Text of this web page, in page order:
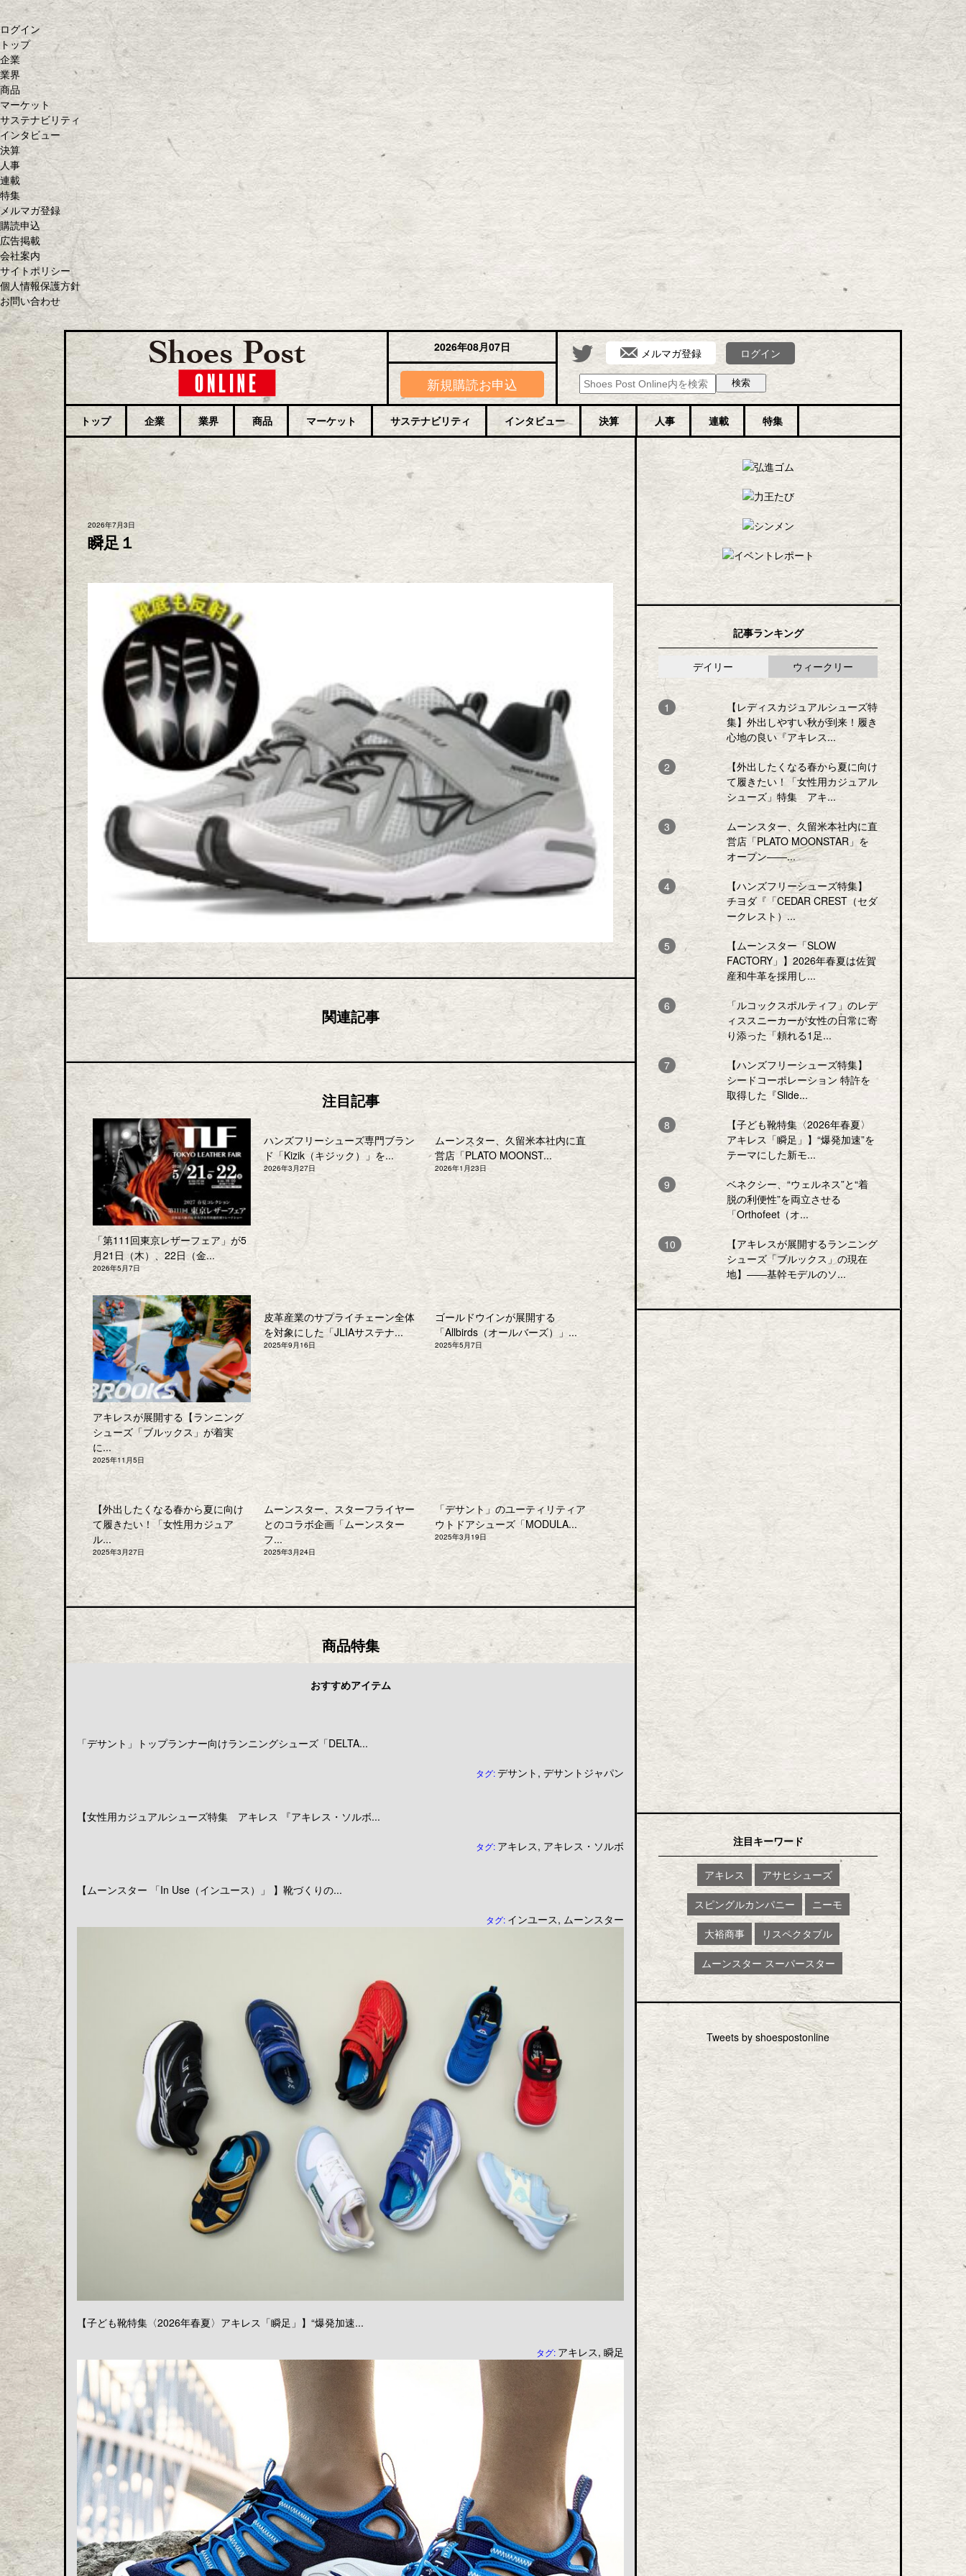
ログイン
トップ
企業
業界
商品
マーケット
サステナビリティ
インタビュー
決算
人事
連載
特集
メルマガ登録
購読申込
広告掲載
会社案内
サイトポリシー
個人情報保護方針
お問い合わせ
2026年08月07日
新規購読お申込
メルマガ登録 ログイン
トップ 企業 業界 商品 マーケット サステナビリティ インタビュー 決算 人事 連載 特集
2026年7月3日
瞬足１
関連記事
注目記事
「第111回東京レザーフェア」が5
月21日（木）、22日（金...
2026年5月7日
ハンズフリーシューズ専門ブラン
ド「Kizik（キジック）」を...
2026年3月27日
ムーンスター、久留米本社内に直
営店「PLATO MOONST...
2026年1月23日
アキレスが展開する【ランニング
シューズ「ブルックス」が着実
に...
2025年11月5日
皮革産業のサプライチェーン全体
を対象にした「JLIAサステナ...
2025年9月16日
ゴールドウインが展開する
「Allbirds（オールバーズ）」...
2025年5月7日
【外出したくなる春から夏に向け
て履きたい！「女性用カジュア
ル...
2025年3月27日
ムーンスター、スターフライヤー
とのコラボ企画「ムーンスター
フ...
2025年3月24日
「デサント」のユーティリティア
ウトドアシューズ「MODULA...
2025年3月19日
商品特集
おすすめアイテム
「デサント」トップランナー向けランニングシューズ「DELTA...
タグ:デサント , デサントジャパン
【女性用カジュアルシューズ特集 アキレス 『アキレス・ソルボ...
タグ: アキレス, アキレス・ソルボ
【ムーンスター 「In Use（インユース）」 】靴づくりの...
タグ: インユース, ムーンスター
【子ども靴特集〈2026年春夏〉アキレス「瞬足」】“爆発加速...
タグ: アキレス, 瞬足
記事ランキング
デイリー ウィークリー
【レディスカジュアルシューズ特
集】外出しやすい秋が到来！履き
心地の良い『アキレス...
【外出したくなる春から夏に向け
て履きたい！「女性用カジュアル
シューズ」特集 アキ...
ムーンスター、久留米本社内に直
営店「PLATO MOONSTAR」を
オープン――...
【ハンズフリーシューズ特集】
チヨダ『「CEDAR CREST（セダ
ークレスト）...
【ムーンスター「SLOW
FACTORY」】2026年春夏は佐賀
産和牛革を採用し...
「ルコックスポルティフ」のレデ
ィススニーカーが女性の日常に寄
り添った「頼れる1足...
【ハンズフリーシューズ特集】
シードコーポレーション 特許を
取得した『Slide...
【子ども靴特集〈2026年春夏〉
アキレス「瞬足」】“爆発加速”を
テーマにした新モ...
ベネクシー、“ウェルネス”と“着
脱の利便性”を両立させる
「Orthofeet（オ...
【アキレスが展開するランニング
シューズ「ブルックス」の現在
地】――基幹モデルのソ...
注目キーワード
アキレス アサヒシューズ
スピングルカンパニー ニーモ
大裕商事 リスペクタブル
ムーンスター スーパースター
Tweets by shoespostonline